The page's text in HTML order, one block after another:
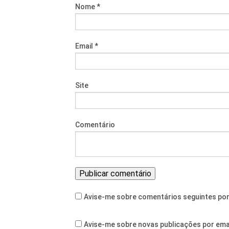
Nome*
Email *
Site
Comentário
Avise-me sobre comentários seguintes
Avise-me sobre novas publicações por